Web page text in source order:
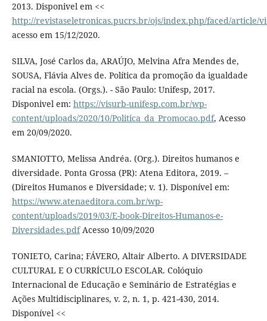
2013. Disponivel em <<
http://revistaseletronicas.pucrs.br/ojs/index.php/faced/article/
acesso em 15/12/2020.
SILVA, José Carlos da, ARAÚJO, Melvina Afra Mendes de,
SOUSA, Flávia Alves de. Política da promoção da igualdade
racial na escola. (Orgs.). - São Paulo: Unifesp, 2017.
Disponivel em: https://visurb-unifesp.com.br/wp-
content/uploads/2020/10/Politica_da_Promocao.pdf, Acesso
em 20/09/2020.
SMANIOTTO, Melissa Andréa. (Org.). Direitos humanos e
diversidade. Ponta Grossa (PR): Atena Editora, 2019. –
(Direitos Humanos e Diversidade; v. 1). Disponível em:
https://www.atenaeditora.com.br/wp-
content/uploads/2019/03/E-book-Direitos-Humanos-e-
Diversidades.pdfAcesso 10/09/2020
TONIETO, Carina; FÁVERO, Altair Alberto. A DIVERSIDADE
CULTURAL E O CURRÍCULO ESCOLAR. Colóquio
Internacional de Educação e Seminário de Estratégias e
Ações Multidisciplinares, v. 2, n. 1, p. 421-430, 2014.
Disponível <<